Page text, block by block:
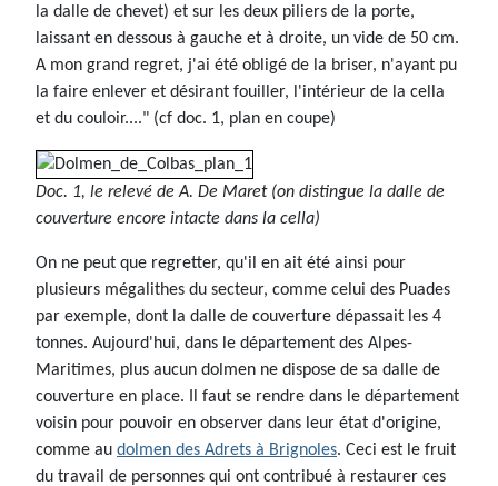
la dalle de chevet) et sur les deux piliers de la porte,
laissant en dessous à gauche et à droite, un vide de 50 cm.
A mon grand regret, j'ai été obligé de la briser, n'ayant pu
la faire enlever et désirant fouiller, l'intérieur de la cella
et du couloir...." (cf doc. 1, plan en coupe)
Doc. 1, le relevé de A. De Maret (on distingue la dalle de
couverture encore intacte dans la cella)
On ne peut que regretter, qu'il en ait été ainsi pour
plusieurs mégalithes du secteur, comme celui des Puades
par exemple, dont la dalle de couverture dépassait les 4
tonnes. Aujourd'hui, dans le département des Alpes-
Maritimes, plus aucun dolmen ne dispose de sa dalle de
couverture en place. Il faut se rendre dans le département
voisin pour pouvoir en observer dans leur état d'origine,
comme au dolmen des Adrets à Brignoles. Ceci est le fruit
du travail de personnes qui ont contribué à restaurer ces